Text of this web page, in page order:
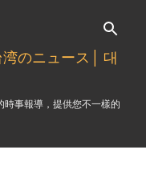
のニュース│ 대
事報導，提供您不一樣的